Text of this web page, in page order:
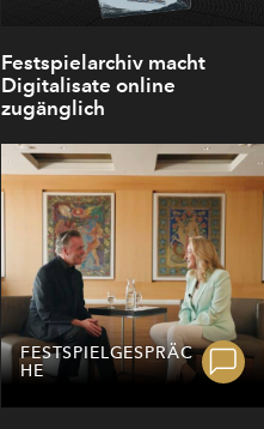
Festspielarchiv macht
Digitalisate online
zugänglich
FESTSPIELGESPRÄC
HE